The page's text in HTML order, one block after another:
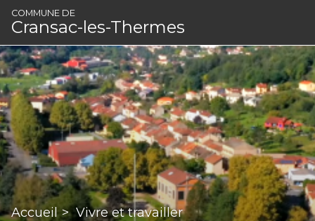
Panneau de gestion des cookies
COMMUNE DE
Cransac-les-Thermes
Accueil > Vivre et travailler